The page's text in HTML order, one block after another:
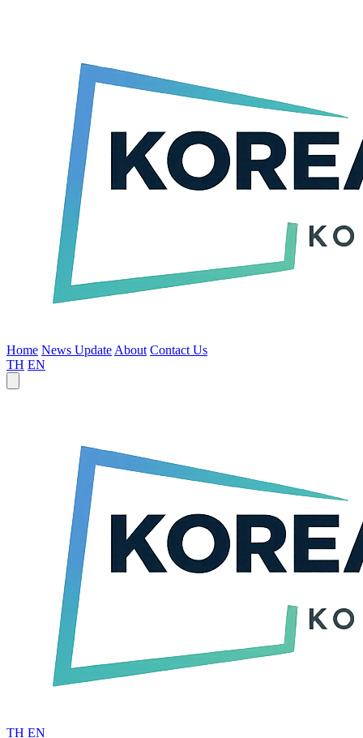
Home News Update About Contact Us
TH EN
TH EN